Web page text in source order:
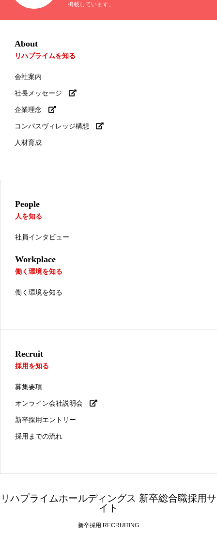
掲載しています。
About
リハプライムを知る
会社案内
社長メッセージ
企業理念
コンパスヴィレッジ構想
人材育成
People
人を知る
社員インタビュー
Workplace
働く環境を知る
働く環境を知る
Recruit
採用を知る
募集要項
オンライン会社説明会
新卒採用エントリー
採用までの流れ
リハプライムホールディングス 新卒総合職採用サ
イト
新卒採用 RECRUITING